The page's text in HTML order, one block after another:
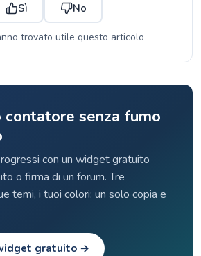
Sì No
trovato utile questo articolo
senza fumo
con un widget gratuito
o firma di un forum. Tre
temi, i tuoi colori: un solo copia e
gratuito →